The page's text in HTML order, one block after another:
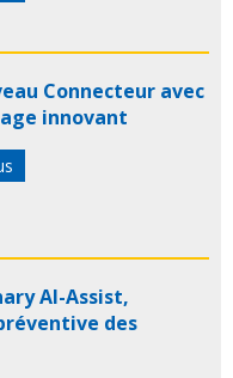
Connecteur avec
innovant
AI-Assist,
des